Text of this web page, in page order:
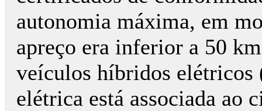
autonomia máxima, em
apreço era inferior a 50
veículos híbridos
elétrica está associada ao